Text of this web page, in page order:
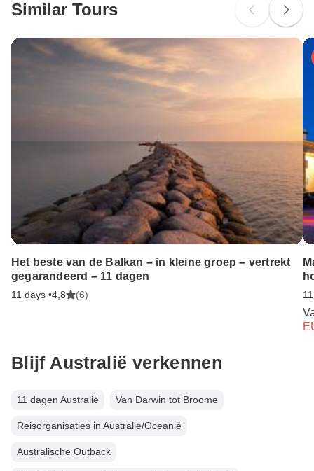
Similar Tours
Het beste van de Balkan – in kleine groep – vertrekt
gegarandeerd – 11 dagen
11 days •4,8 (6)
Blijf Australië verkennen
11 dagen Australië Van Darwin tot Broome
Reisorganisaties in Australië/Oceanië
Australische Outback